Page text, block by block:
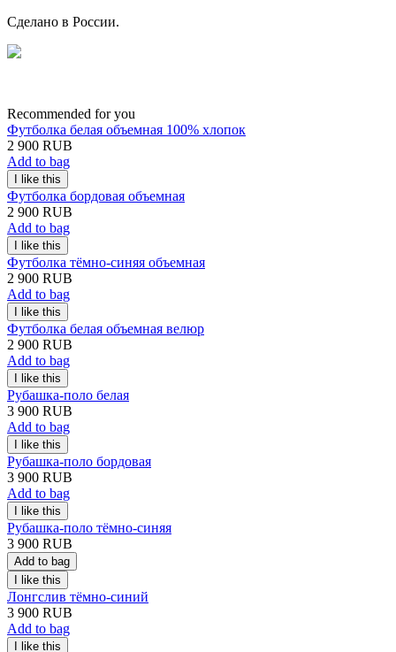
Сделано в России.
Recommended for you
Футболка белая объемная 100% хлопок
2 900 RUB
Add to bag
Футболка бордовая объемная
2 900 RUB
Add to bag
Футболка тёмно-синяя объемная
2 900 RUB
Add to bag
Футболка белая объемная велюр
2 900 RUB
Add to bag
Рубашка-поло белая
3 900 RUB
Add to bag
Рубашка-поло бордовая
3 900 RUB
Add to bag
Рубашка-поло тёмно-синяя
3 900 RUB
Add to bag
Лонгслив тёмно-синий
3 900 RUB
Add to bag